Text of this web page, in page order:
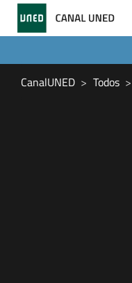
CanalUNED Todos